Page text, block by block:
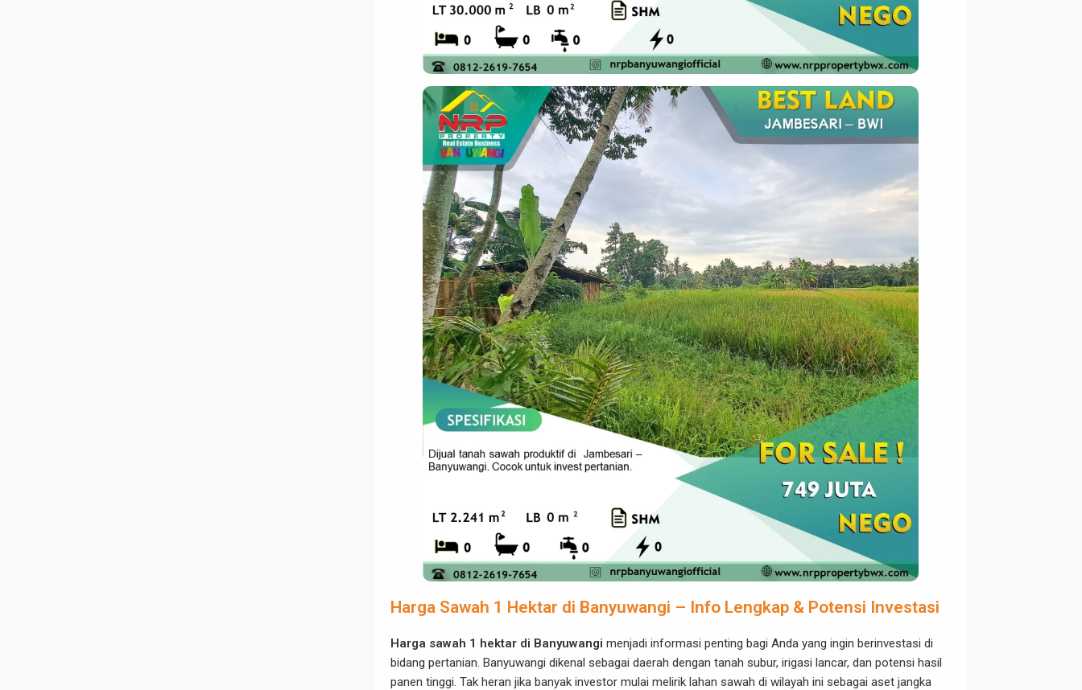
Harga Sawah 1 Hektar di Banyuwangi – Info Lengkap & Potensi Investasi
Harga sawah 1 hektar di Banyuwangi menjadi informasi penting bagi Anda yang ingin berinvestasi di
bidang pertanian. Banyuwangi dikenal sebagai daerah dengan tanah subur, irigasi lancar, dan potensi hasil
panen tinggi. Tak heran jika banyak investor mulai melirik lahan sawah di wilayah ini sebagai aset jangka